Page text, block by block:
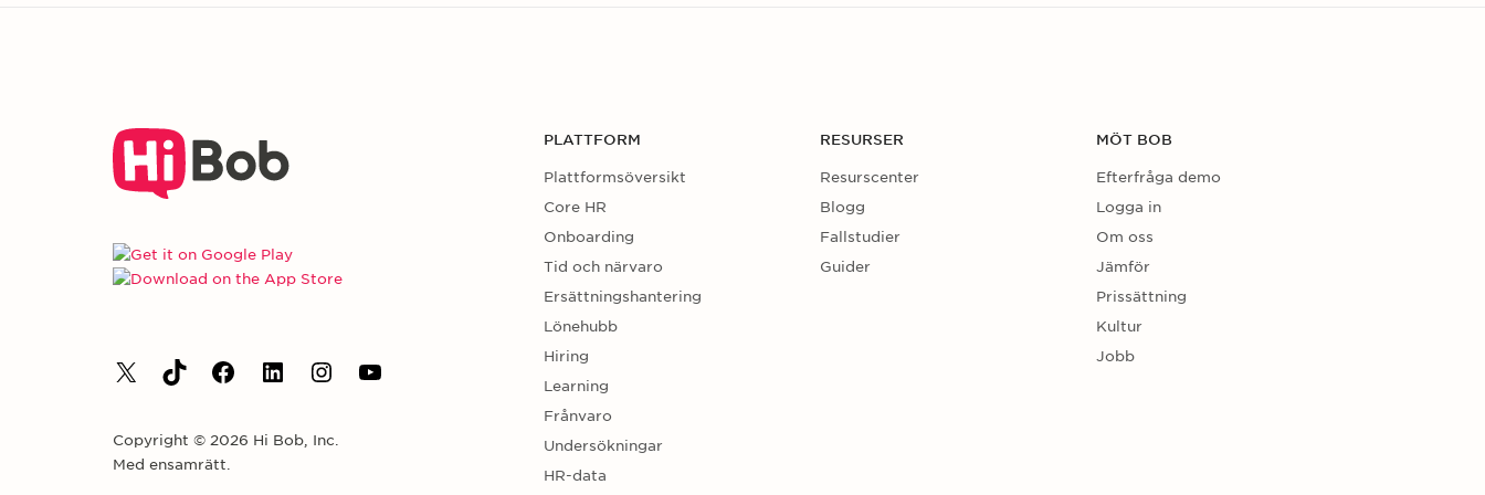
Copyright © 2026 Hi Bob, Inc.
Med ensamrätt.
PLATTFORM
Plattformsöversikt
Core HR
Onboarding
Tid och närvaro
Ersättningshantering
Lönehubb
Hiring
Learning
Frånvaro
Undersökningar
HR-data
RESURSER
Resurscenter
Blogg
Fallstudier
Guider
MÖT BOB
Efterfråga demo
Logga in
Om oss
Jämför
Prissättning
Kultur
Jobb